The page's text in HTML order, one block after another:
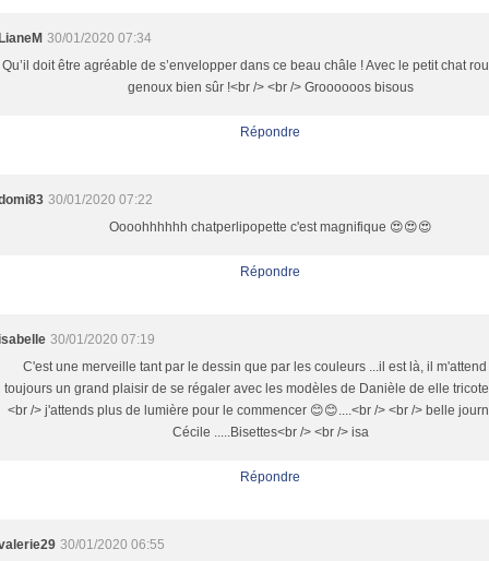
30/01/2020 07:34
Qu’il doit être agréable de s’envelopper dans ce beau châle ! Avec le petit chat
genoux bien sûr !<br /> <br /> Groooooos bisous
Répondre
30/01/2020 07:22
Oooohhhhhh chatperlipopette c'est magnifique 😍😍😍
Répondre
30/01/2020 07:19
C'est une merveille tant par le dessin que par les couleurs ...il est là, il
toujours un grand plaisir de se régaler avec les modèles de Danièle de elle
<br /> j'attends plus de lumière pour le commencer 😊😊....<br /> <br /> belle
Cécile .....Bisettes<br /> <br /> isa
Répondre
30/01/2020 06:55